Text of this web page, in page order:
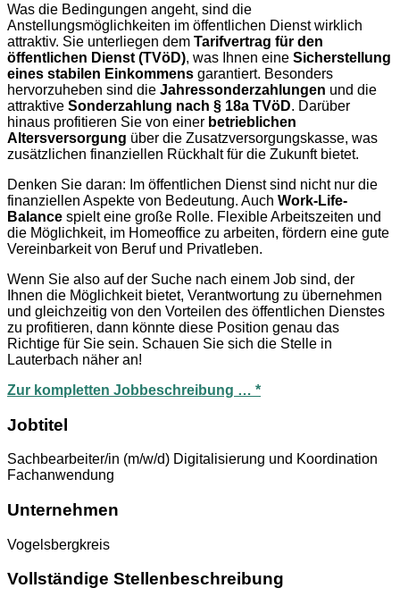
Was die Bedingungen angeht, sind die
Anstellungsmöglichkeiten im öffentlichen Dienst wirklich
attraktiv. Sie unterliegen dem Tarifvertrag für den
öffentlichen Dienst (TVöD), was Ihnen eine Sicherstellung
eines stabilen Einkommens garantiert. Besonders
hervorzuheben sind die Jahressonderzahlungen und die
attraktive Sonderzahlung nach § 18a TVöD. Darüber
hinaus profitieren Sie von einer betrieblichen
Altersversorgung über die Zusatzversorgungskasse, was
zusätzlichen finanziellen Rückhalt für die Zukunft bietet.
Denken Sie daran: Im öffentlichen Dienst sind nicht nur die
finanziellen Aspekte von Bedeutung. Auch Work-Life-
Balance spielt eine große Rolle. Flexible Arbeitszeiten und
die Möglichkeit, im Homeoffice zu arbeiten, fördern eine gute
Vereinbarkeit von Beruf und Privatleben.
Wenn Sie also auf der Suche nach einem Job sind, der
Ihnen die Möglichkeit bietet, Verantwortung zu übernehmen
und gleichzeitig von den Vorteilen des öffentlichen Dienstes
zu profitieren, dann könnte diese Position genau das
Richtige für Sie sein. Schauen Sie sich die Stelle in
Lauterbach näher an!
Zur kompletten Jobbeschreibung … *
Jobtitel
Sachbearbeiter/in (m/w/d) Digitalisierung und Koordination
Fachanwendung
Unternehmen
Vogelsbergkreis
Vollständige Stellenbeschreibung